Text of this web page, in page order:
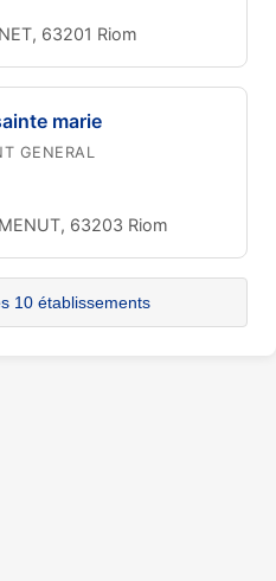
63201 Riom
marie
GENERAL
63203 Riom
10 établissements